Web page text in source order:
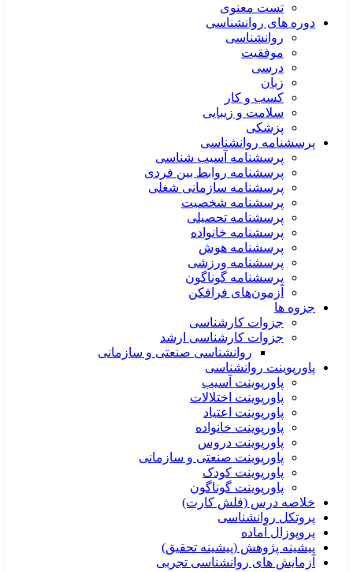
تست معنوی
دوره های روانشناسی
روانشناسی
موفقیت
درسی
زبان
کسب و کار
سلامت و زیبایی
پزشکی
پرسشنامه روانشناسی
پرسشنامه آسیب شناسی
پرسشنامه روابط بین فردی
پرسشنامه سازمانی شغلی
پرسشنامه شخصیت
پرسشنامه تحصیلی
پرسشنامه خانواده
پرسشنامه هوش
پرسشنامه ورزشی
پرسشنامه گوناگون
آزمون‌های فرافکن
جزوه ها
جزوات کارشناسی
جزوات کارشناسی ارشد
روانشناسی صنعتی و سازمانی
پاورپوینت روانشناسی
پاورپوینت آسیب
پاورپوینت اختلالات
پاورپوینت اعتیاد
پاورپوینت خانواده
پاورپوینت دروس
پاورپوینت صنعتی و سازمانی
پاورپوینت کودک
پاورپوینت گوناگون
خلاصه درس (فلش کارت)
پروتکل روانشناسی
پروپوزال آماده
پیشینه پژوهش (پیشینه تحقیق)
آزمایش های روانشناسی تجربی